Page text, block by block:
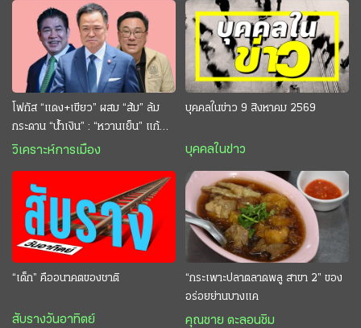
โฟกัส “แดง+เขียว” ผสม “ส้ม” ล้ม
กระดาน “นํ้าเงิน” : “หวานเย็น” แก้
กระหาย “อนุทิน” ดักตีกินสบาย
วิเคราะห์การเมือง
บุคคลในข่าว 9 สิงหาคม 2569
บุคคลในข่าว
“เด็ก” คืออนาคตของชาติ
สับรางวันอาทิตย์
“กระเพาะปลาตลาดพลู สาขา 2” ของ
อร่อยย่านบางแค
คุณชาย ตะลอนชิม